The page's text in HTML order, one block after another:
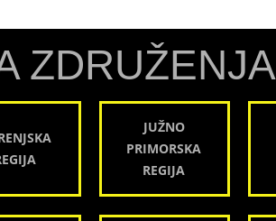
ZDRUŽENJA
JUŽNO
PRIMORSKA
REGIJA